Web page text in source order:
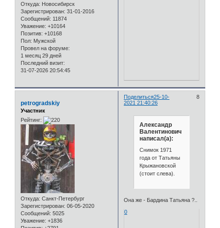
Откуда: Новосибирск
Зарегистрирован: 31-01-2016
Сообщений: 11874
Уважение: +10164
Позитив: +10168
Пол: Мужской
Провел на форуме:
1 месяц 29 дней
Последний визит:
31-07-2026 20:54:45
Поделиться 8
25-10-
2021 21:40:26
petrogradskiy
Участник
Рейтинг:
Откуда: Санкт-Петербург
Зарегистрирован: 06-05-2020
Сообщений: 5025
Уважение: +1836
Александр
Валентинович
написал(а):
Снимок 1971
года от Татьяны
Крыжановской
(стоит слева).
Она же - Бардина Татьяна ?..
0